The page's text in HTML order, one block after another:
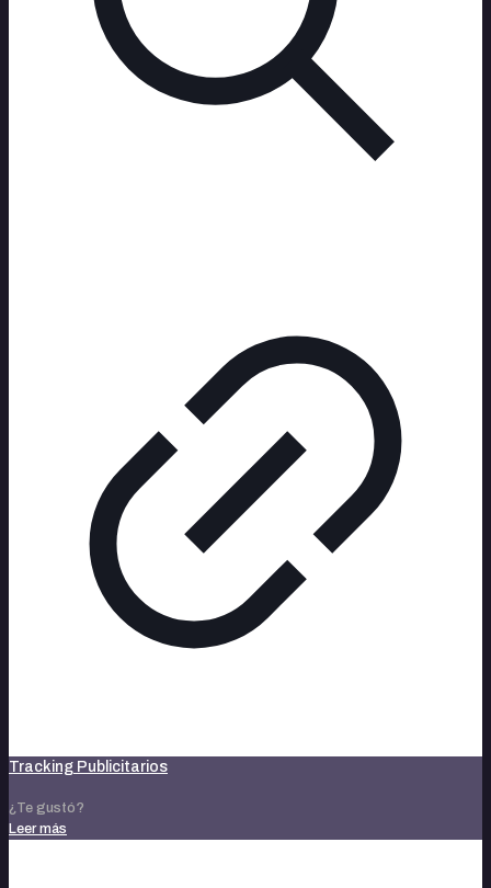
Tracking Publicitarios
¿Te gustó?
Leer más